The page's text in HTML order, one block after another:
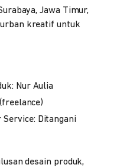
Jawa Timur,
kreatif untuk
Nur Aulia
Service: Ditangani
desain produk,